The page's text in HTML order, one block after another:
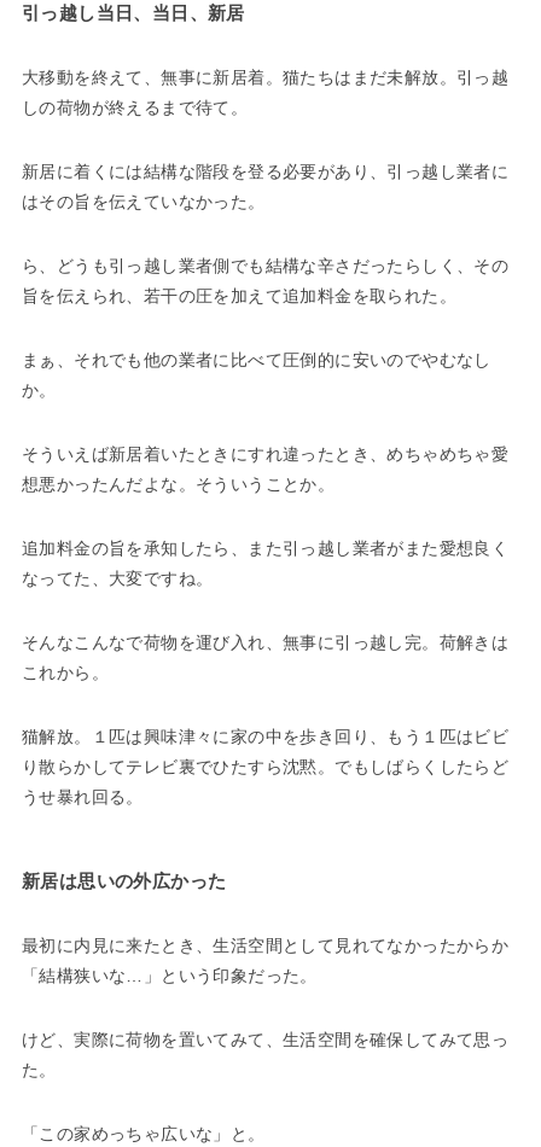
引っ越し当日、当日、新居
大移動を終えて、無事に新居着。猫たちはまだ未解放。引っ越
しの荷物が終えるまで待て。
新居に着くには結構な階段を登る必要があり、引っ越し業者に
はその旨を伝えていなかった。
ら、どうも引っ越し業者側でも結構な辛さだったらしく、その
旨を伝えられ、若干の圧を加えて追加料金を取られた。
まぁ、それでも他の業者に比べて圧倒的に安いのでやむなし
か。
そういえば新居着いたときにすれ違ったとき、めちゃめちゃ愛
想悪かったんだよな。そういうことか。
追加料金の旨を承知したら、また引っ越し業者がまた愛想良く
なってた、大変ですね。
そんなこんなで荷物を運び入れ、無事に引っ越し完。荷解きは
これから。
猫解放。１匹は興味津々に家の中を歩き回り、もう１匹はビビ
り散らかしてテレビ裏でひたすら沈黙。でもしばらくしたらど
うせ暴れ回る。
新居は思いの外広かった
最初に内見に来たとき、生活空間として見れてなかったからか
「結構狭いな…」という印象だった。
けど、実際に荷物を置いてみて、生活空間を確保してみて思っ
た。
「この家めっちゃ広いな」と。